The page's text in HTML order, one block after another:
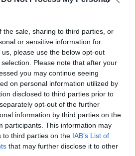
the sale, sharing to third parties, or
or sensitive information for
please use the below opt-out
Please note that after your
you may continue seeing
on personal information utilized by
disclosed to third parties prior to
opt-out of the further
information by third parties on the
participants. This information may
to third parties on the IAB’s List of
that may further disclose it to other
Επίδομα Παιδιού: Κλείνει
στις 15 Ιανουαρίου η
πλατφόρμα Α21
12/01/2024 - 14:19